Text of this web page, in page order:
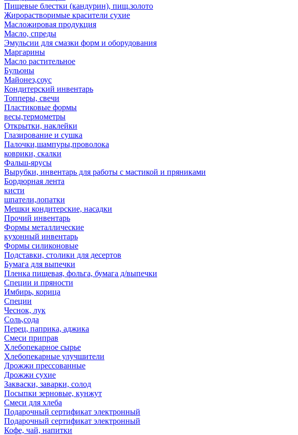
Пищевые блестки (кандурин), пищ.золото
Жирорастворимые красители сухие
Масложировая продукция
Масло, спреды
Эмульсии для смазки форм и оборудования
Маргарины
Масло растительное
Бульоны
Майонез,соус
Кондитерский инвентарь
Топперы, свечи
Пластиковые формы
весы,термометры
Открытки, наклейки
Глазирование и сушка
Палочки,шампуры,проволока
коврики, скалки
Фальш-ярусы
Вырубки, инвентарь для работы с мастикой и пряниками
Бордюрная лента
кисти
шпатели,лопатки
Мешки кондитерские, насадки
Прочий инвентарь
Формы металлические
кухонный инвентарь
Формы силиконовые
Подставки, столики для десертов
Бумага для выпечки
Пленка пищевая, фольга, бумага д/выпечки
Специи и пряности
Имбирь, корица
Специи
Чеснок, лук
Соль,сода
Перец, паприка, аджика
Смеси приправ
Хлебопекарное сырье
Хлебопекарные улучшители
Дрожжи прессованные
Дрожжи сухие
Закваски, заварки, солод
Посыпки зерновые, кунжут
Смеси для хлеба
Подарочный сертификат электронный
Подарочный сертификат электронный
Кофе, чай, напитки